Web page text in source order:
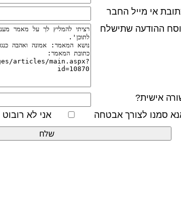
אי מייל החבר
ההודעה שתישלח
אישית?
סמנו לצורך אבטחה
אני לא רובוט